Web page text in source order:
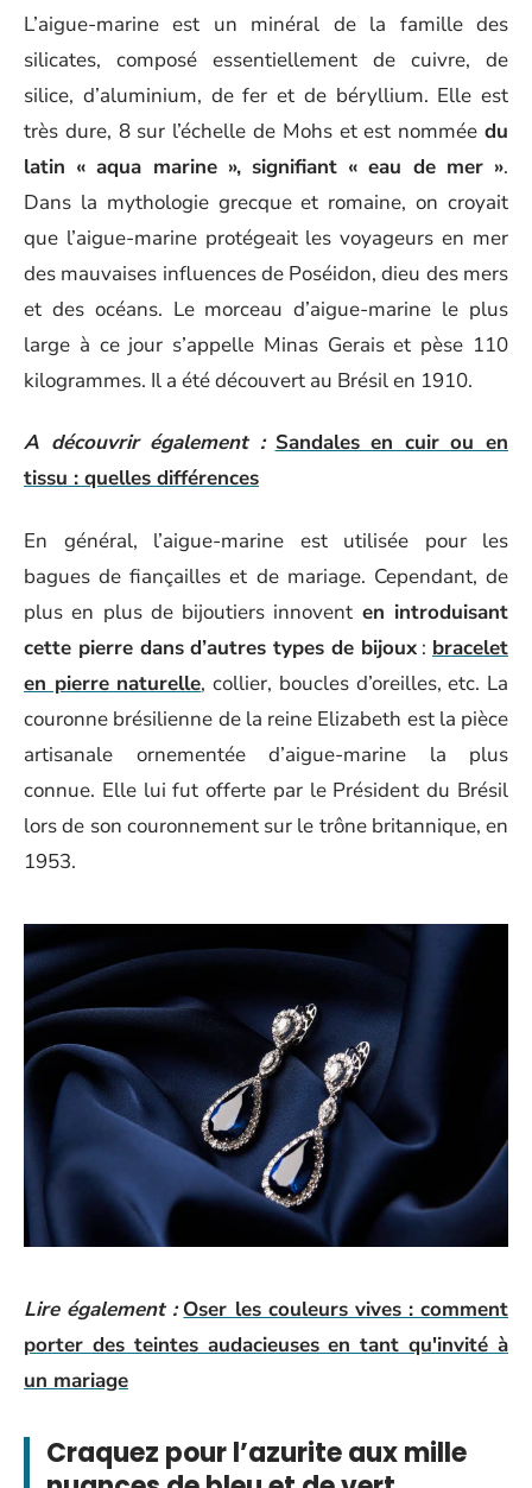
L’aigue-marine est un minéral de la famille des
silicates, composé essentiellement de cuivre, de
silice, d’aluminium, de fer et de béryllium. Elle est
très dure, 8 sur l’échelle de Mohs et est nommée du
latin « aqua marine », signifiant « eau de mer ».
Dans la mythologie grecque et romaine, on croyait
que l’aigue-marine protégeait les voyageurs en mer
des mauvaises influences de Poséidon, dieu des mers
et des océans. Le morceau d’aigue-marine le plus
large à ce jour s’appelle Minas Gerais et pèse 110
kilogrammes. Il a été découvert au Brésil en 1910.
A découvrir également : Sandales en cuir ou en
tissu : quelles différences
En général, l’aigue-marine est utilisée pour les
bagues de fiançailles et de mariage. Cependant, de
plus en plus de bijoutiers innovent en introduisant
cette pierre dans d’autres types de bijoux: bracelet
en pierre naturelle, collier, boucles d’oreilles, etc. La
couronne brésilienne de la reine Elizabeth est la pièce
artisanale ornementée d’aigue-marine la plus
connue. Elle lui fut offerte par le Président du Brésil
lors de son couronnement sur le trône britannique, en
1953.
Lire également : Oser les couleurs vives : comment
porter des teintes audacieuses en tant qu'invité à
un mariage
Craquez pour l’azurite aux mille